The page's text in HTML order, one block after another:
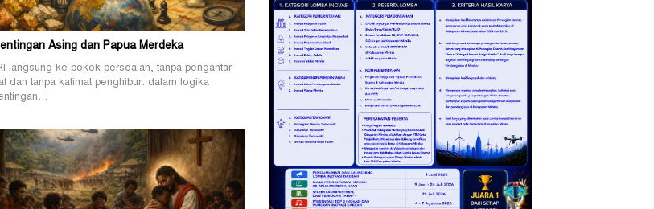
Asing dan Papua Merdeka
langsung ke pokok persoalan, tanpa pengantar
dan tanpa kalimat penghibur: dalam logika